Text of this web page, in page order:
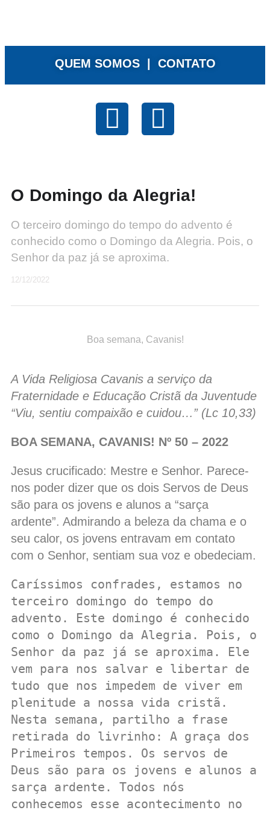
QUEM SOMOS | CONTATO
O Domingo da Alegria!
O terceiro domingo do tempo do advento é
conhecido como o Domingo da Alegria. Pois, o
Senhor da paz já se aproxima.
12/12/2022
Boa semana, Cavanis!
A Vida Religiosa Cavanis a serviço da
Fraternidade e Educação Cristã da Juventude
“Viu, sentiu compaixão e cuidou…” (Lc 10,33)
BOA SEMANA, CAVANIS! Nº 50 – 2022
Jesus crucificado: Mestre e Senhor. Parece-
nos poder dizer que os dois Servos de Deus
são para os jovens e alunos a “sarça
ardente”. Admirando a beleza da chama e o
seu calor, os jovens entravam em contato
com o Senhor, sentiam sua voz e obedeciam.
Caríssimos confrades, estamos no
terceiro domingo do tempo do
advento. Este domingo é conhecido
como o Domingo da Alegria. Pois, o
Senhor da paz já se aproxima. Ele
vem para nos salvar e libertar de
tudo que nos impedem de viver em
plenitude a nossa vida cristã.
Nesta semana, partilho a frase
retirada do livrinho: A graça dos
Primeiros tempos. Os servos de
Deus são para os jovens e alunos a
sarça ardente. Todos nós
conhecemos esse acontecimento no